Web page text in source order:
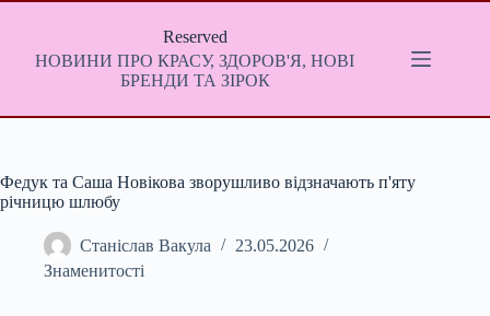
Перейти
Reserved
НОВИНИ ПРО КРАСУ, ЗДОРОВ'Я, НОВІ
БРЕНДИ ТА ЗІРОК
Федук та Саша Новікова зворушливо відзначають п'яту
річницю шлюбу
Станіслав Вакула
23.05.2026
Знаменитості